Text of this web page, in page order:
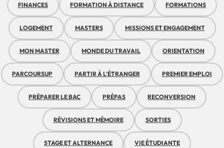
FINANCES FORMATION À DISTANCE FORMATIONS
LOGEMENT MASTERS MISSIONS ET ENGAGEMENT
MON MASTER MONDE DU TRAVAIL ORIENTATION
PARCOURSUP PARTIR À L'ÉTRANGER PREMIER EMPLOI
PRÉPARER LE BAC PRÉPAS RECONVERSION
RÉVISIONS ET MÉMOIRE SORTIES
STAGE ET ALTERNANCE VIE ÉTUDIANTE